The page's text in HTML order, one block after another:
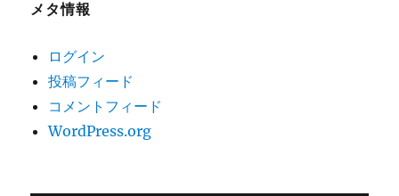
メタ情報
ログイン
投稿フィード
コメントフィード
WordPress.org